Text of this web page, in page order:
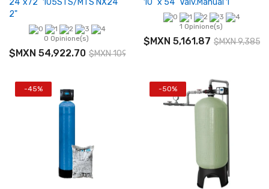
24"x72" 105STS/MTS NX24
2"
0 Opinione(s)
$MXN 54,922.70 $MXN 109,845.40
10" x 54" Valv.Manual 1"
1 Opinione(s)
$MXN 5,161.87 $MXN
-45% -50%